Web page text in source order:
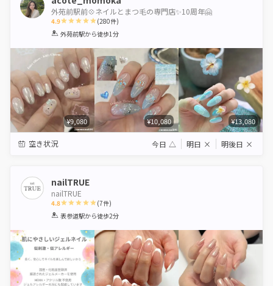
外苑前駅前💠ネイルとまつ毛の専門店✨10周年🤗
4.9
1 2 3 4 5
(280件)
外苑前駅から徒歩1分
¥9,080 ¥10,080 ¥13,080
空き状況 今日 △ 明日 × 明後日 ×
nailTRUE
nailTRUE
4.8
1 2 3 4 5
(7件)
表参道駅から徒歩2分